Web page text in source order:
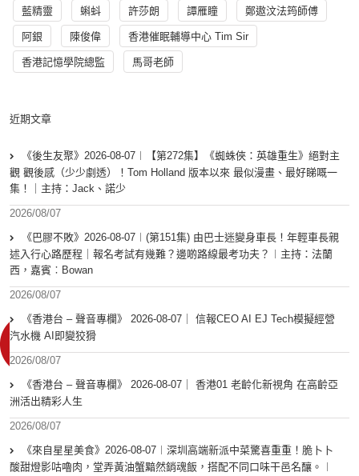
藍精靈 蝌蚪 許莎朗 譚雁瞳 鄭遨汶法筠師傅
阿銀 陳俊偉 香港催眠輔導中心 Tim Sir
香港記憶學院總監 馬哥老師
近期文章
《後生友聚》2026-08-07︱【第272集】《蜘蛛俠：英雄重生》絕對主
觀 觀後感（少少劇透）！Tom Holland 版本以來 最似漫畫、最好睇嘅一
集！｜主持：Jack、諾少
2026/08/07
《巴膠不敗》2026-08-07︱(第151集) 由巴士迷變身車長！年輕車長親
述入行心路歷程｜報名考試有幾難？邊啲路線最考功夫？︱主持：法蘭
西，嘉賓︰Bowan
2026/08/07
《香港台 – 聲音專欄》 2026-08-07｜ 信報CEO AI EJ Tech模擬經營
汽水機 AI即變狡猾
2026/08/07
《香港台 – 聲音專欄》 2026-08-07｜ 香港01 老齡化新視角 在高齡亞
洲活出精彩人生
2026/08/07
《來自星星美食》2026-08-07︱深圳高端新派中菜驚喜重重！脆卜卜
酸甜燈影咕嚕肉，堂弄黃油蟹黯然銷魂飯，搭配不同口味干邑名釀。︱